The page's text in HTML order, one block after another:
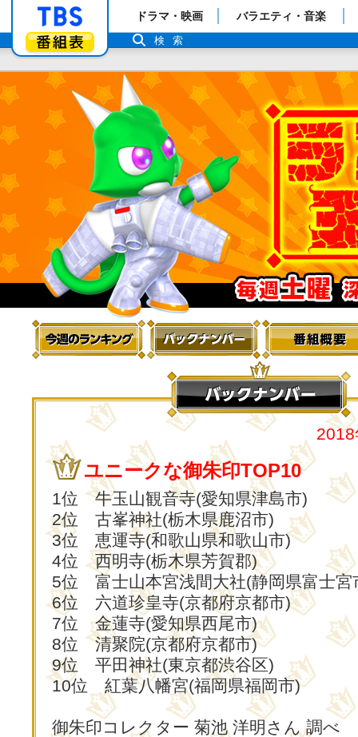
「TBSテレビ」トップページ
番組表
ドラマ・映画 バラエティ・音楽
検索
ユニークな御朱印TOP10
1位 牛玉山観音寺(愛知県津島市)
2位 古峯神社(栃木県鹿沼市)
3位 恵運寺(和歌山県和歌山市)
4位 西明寺(栃木県芳賀郡)
5位 富士山本宮浅間大社(静岡県富士宮
6位 六道珍皇寺(京都府京都市)
7位 金蓮寺(愛知県西尾市)
8位 清聚院(京都府京都市)
9位 平田神社(東京都渋谷区)
10位 紅葉八幡宮(福岡県福岡市)
御朱印コレクター 菊池 洋明さん 調べ